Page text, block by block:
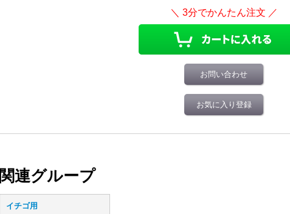
お問い合わせ
お気に入り登録
関連グループ
イチゴ用